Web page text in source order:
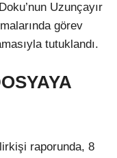
Uzunçayır
görev
tutuklandı.
raporunda, 8